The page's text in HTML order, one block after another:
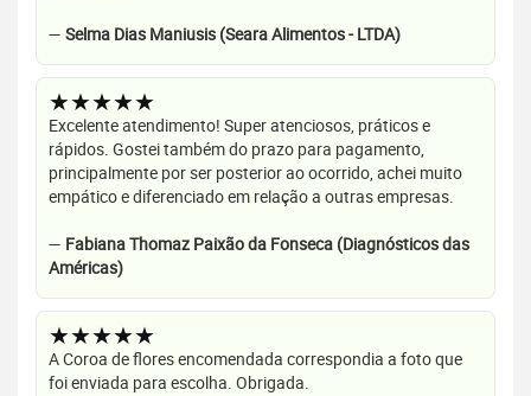
— Selma Dias Maniusis (Seara Alimentos - LTDA)
★★★★★
Excelente atendimento! Super atenciosos, práticos e
rápidos. Gostei também do prazo para pagamento,
principalmente por ser posterior ao ocorrido, achei muito
empático e diferenciado em relação a outras empresas.
— Fabiana Thomaz Paixão da Fonseca (Diagnósticos das
Américas)
★★★★★
A Coroa de flores encomendada correspondia a foto que
foi enviada para escolha. Obrigada.